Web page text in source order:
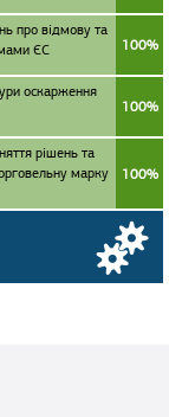
про відмову та
ЄС
100%
оскарження
100%
рішень та
марку
100%